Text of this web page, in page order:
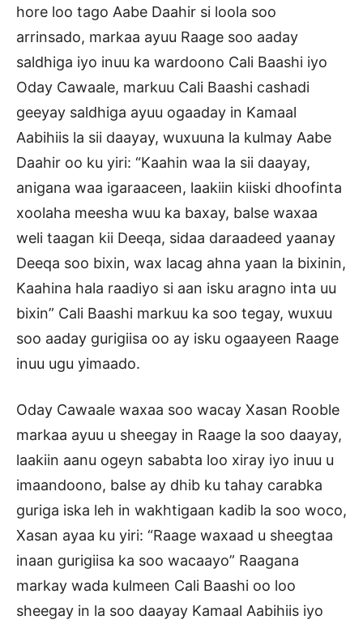
hore loo tago Aabe Daahir si loola soo
arrinsado, markaa ayuu Raage soo aaday
saldhiga iyo inuu ka wardoono Cali Baashi iyo
Oday Cawaale, markuu Cali Baashi cashadi
geeyay saldhiga ayuu ogaaday in Kamaal
Aabihiis la sii daayay, wuxuuna la kulmay Aabe
Daahir oo ku yiri: “Kaahin waa la sii daayay,
anigana waa igaraaceen, laakiin kiiski dhoofinta
xoolaha meesha wuu ka baxay, balse waxaa
weli taagan kii Deeqa, sidaa daraadeed yaanay
Deeqa soo bixin, wax lacag ahna yaan la bixinin,
Kaahina hala raadiyo si aan isku aragno inta uu
bixin” Cali Baashi markuu ka soo tegay, wuxuu
soo aaday gurigiisa oo ay isku ogaayeen Raage
inuu ugu yimaado.
Oday Cawaale waxaa soo wacay Xasan Rooble
markaa ayuu u sheegay in Raage la soo daayay,
laakiin aanu ogeyn sababta loo xiray iyo inuu u
imaandoono, balse ay dhib ku tahay carabka
guriga iska leh in wakhtigaan kadib la soo woco,
Xasan ayaa ku yiri: “Raage waxaad u sheegtaa
inaan gurigiisa ka soo wacaayo” Raagana
markay wada kulmeen Cali Baashi oo loo
sheegay in la soo daayay Kamaal Aabihiis iyo